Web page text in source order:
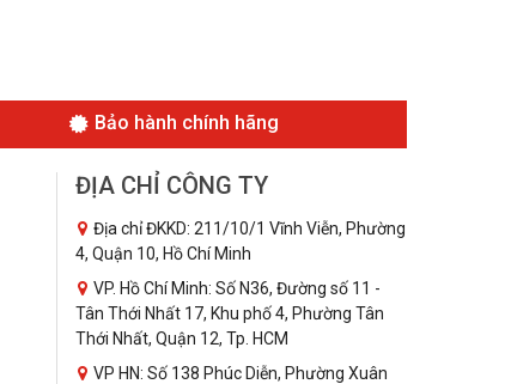
Bảo hành chính hãng
ĐỊA CHỈ CÔNG TY
Địa chỉ ĐKKD: 211/10/1 Vĩnh Viễn, Phường
4, Quận 10, Hồ Chí Minh
VP. Hồ Chí Minh: Số N36, Đường số 11 -
Tân Thới Nhất 17, Khu phố 4, Phường Tân
Thới Nhất, Quận 12, Tp. HCM
VP HN: Số 138 Phúc Diễn, Phường Xuân